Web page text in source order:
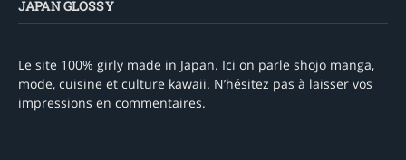
JAPAN GLOSSY
Le site 100% girly made in Japan. Ici on parle shojo manga,
mode, cuisine et culture kawaii. N’hésitez pas à laisser vos
impressions en commentaires.